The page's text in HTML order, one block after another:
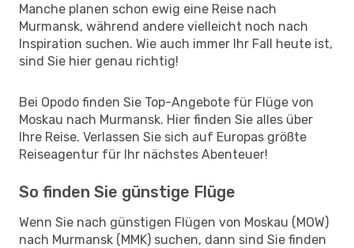
Manche planen schon ewig eine Reise nach
Murmansk, während andere vielleicht noch nach
Inspiration suchen. Wie auch immer Ihr Fall heute ist,
sind Sie hier genau richtig!
Bei Opodo finden Sie Top-Angebote für Flüge von
Moskau nach Murmansk. Hier finden Sie alles über
Ihre Reise. Verlassen Sie sich auf Europas größte
Reiseagentur für Ihr nächstes Abenteuer!
So finden Sie günstige Flüge
Wenn Sie nach günstigen Flügen von Moskau (MOW)
nach Murmansk (MMK) suchen, dann sind Sie finden